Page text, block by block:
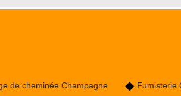
de cheminée Champagne
Fumisterie